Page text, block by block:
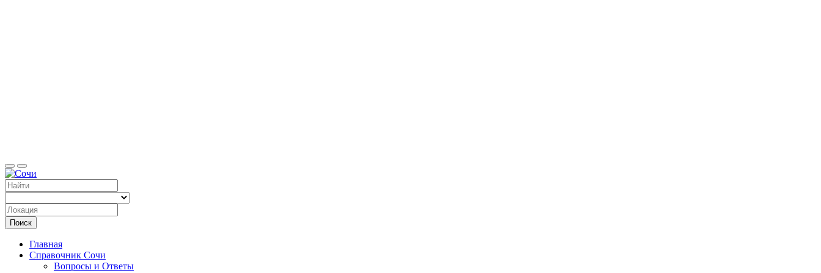
Поиск
Главная
Справочник Сочи
Вопросы и Ответы